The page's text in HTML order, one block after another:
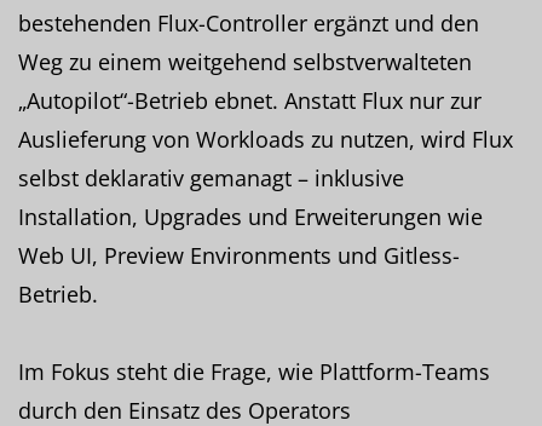
bestehenden Flux-Controller ergänzt und den
Weg zu einem weitgehend selbstverwalteten
„Autopilot“-Betrieb ebnet. Anstatt Flux nur zur
Auslieferung von Workloads zu nutzen, wird Flux
selbst deklarativ gemanagt – inklusive
Installation, Upgrades und Erweiterungen wie
Web UI, Preview Environments und Gitless-
Betrieb.
Im Fokus steht die Frage, wie Plattform-Teams
durch den Einsatz des Operators